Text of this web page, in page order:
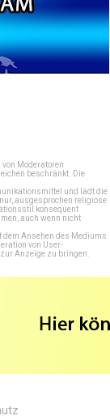
von Moderatoren
beschränkt. Die
und lädt die
ausgesprochen religiöse
konsequent
auch wenn nicht
dem Ansehen des Mediums
von User-
Anzeige zu bringen.